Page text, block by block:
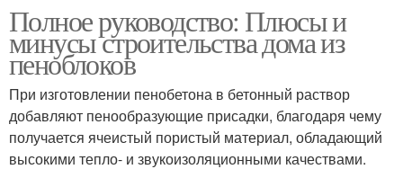
Полное руководство: Плюсы и
минусы строительства дома из
пеноблоков
При изготовлении пенобетона в бетонный раствор
добавляют пенообразующие присадки, благодаря чему
получается ячеистый пористый материал, обладающий
высокими тепло- и звукоизоляционными качествами.